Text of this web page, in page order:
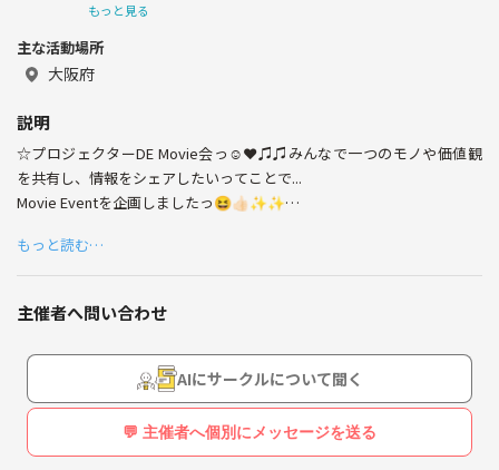
もっと見る
主な活動場所
大阪府
説明
☆プロジェクターDE Movie会っ☺︎❤︎♫♫みんなで一つのモノや価値観
を共有し、情報をシェアしたいってことで...
Movie Eventを企画しましたっ😆👍🏻✨✨
オシャレなBARを貸し切って、
プロジェクターを使って、
ホットドックやポップコーン片手に映画を観る...
欧米かっ^_^😝😜✨✨笑
毎月テーマを持って映画を観るので、
楽しさ倍増ですし、ゆくゆくは映画館を貸し切りたいとも考えてますっ
もっと読む…
主催者へ問い合わせ
AIにサークルについて聞く
💬 主催者へ個別にメッセージを送る